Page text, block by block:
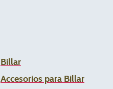
Billar
Accesorios para Billar